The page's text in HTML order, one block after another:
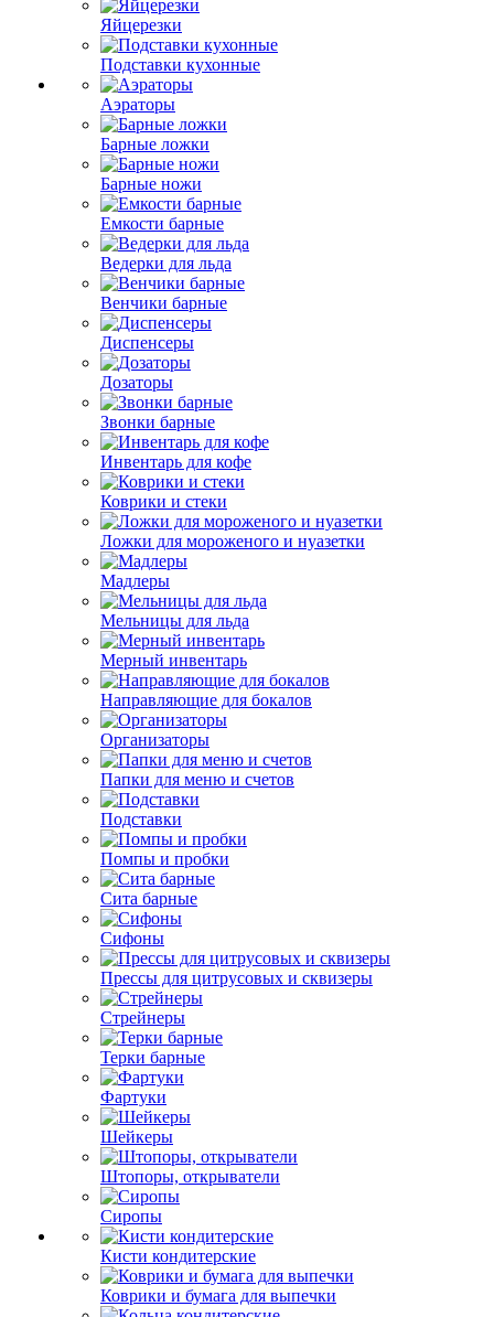
Яйцерезки
Подставки кухонные
Аэраторы
Барные ложки
Барные ножи
Емкости барные
Ведерки для льда
Венчики барные
Диспенсеры
Дозаторы
Звонки барные
Инвентарь для кофе
Коврики и стеки
Ложки для мороженого и нуазетки
Мадлеры
Мельницы для льда
Мерный инвентарь
Направляющие для бокалов
Организаторы
Папки для меню и счетов
Подставки
Помпы и пробки
Сита барные
Сифоны
Прессы для цитрусовых и сквизеры
Стрейнеры
Терки барные
Фартуки
Шейкеры
Штопоры, открыватели
Сиропы
Кисти кондитерские
Коврики и бумага для выпечки